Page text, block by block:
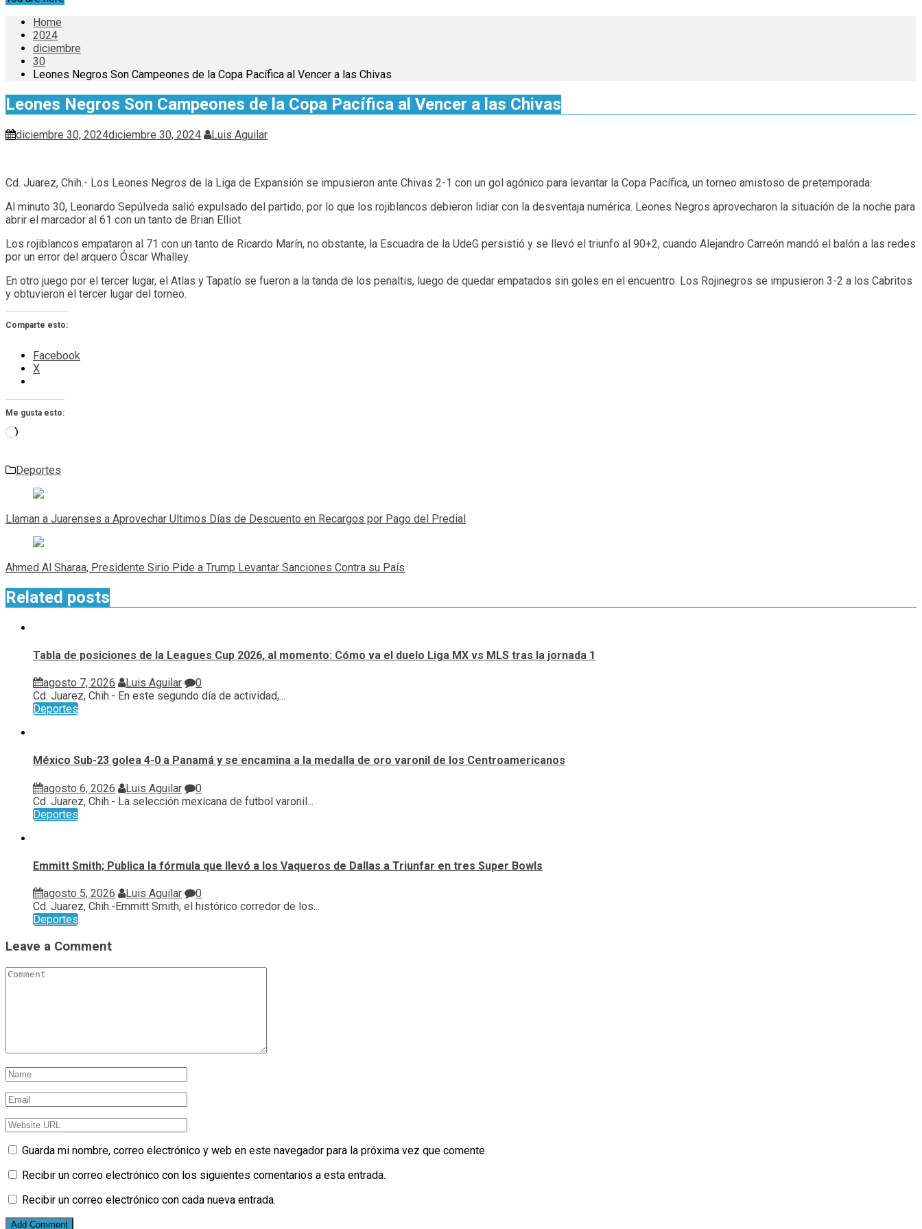
Home
2024
diciembre
30
Leones Negros Son Campeones de la Copa Pacífica al Vencer a las Chivas
Leones Negros Son Campeones de la Copa Pacífica al Vencer a las Chivas
diciembre 30, 2024diciembre 30, 2024 Luis Aguilar
Cd. Juarez, Chih.- Los Leones Negros de la Liga de Expansión se impusieron ante Chivas 2-1 con un gol agónico para levantar la Copa Pacífica, un torneo amistoso de pretemporada.
Al minuto 30, Leonardo Sepúlveda salió expulsado del partido, por lo que los rojiblancos debieron lidiar con la desventaja numérica. Leones Negros aprovecharon la situación de la noche para
abrir el marcador al 61 con un tanto de Brian Elliot.
Los rojiblancos empataron al 71 con un tanto de Ricardo Marín, no obstante, la Escuadra de la UdeG persistió y se llevó el triunfo al 90+2, cuando Alejandro Carreón mandó el balón a las redes
por un error del arquero Óscar Whalley.
En otro juego por el tercer lugar, el Atlas y Tapatío se fueron a la tanda de los penaltis, luego de quedar empatados sin goles en el encuentro. Los Rojinegros se impusieron 3-2 a los Cabritos
y obtuvieron el tercer lugar del torneo.
Comparte esto:
Facebook
X
Me gusta esto:
Cargando...
Deportes
Navegación
de
entradas
Llaman a Juarenses a Aprovechar Ultimos Días de Descuento en Recargos por Pago del Predial
Ahmed Al Sharaa, Presidente Sirio Pide a Trump Levantar Sanciones Contra su País
Related posts
Tabla de posiciones de la Leagues Cup 2026, al momento: Cómo va el duelo Liga MX vs MLS tras la jornada 1
agosto 7, 2026 Luis Aguilar
0
Cd. Juarez, Chih.- En este segundo día de actividad,...
Deportes
México Sub-23 golea 4-0 a Panamá y se encamina a la medalla de oro varonil de los Centroamericanos
agosto 6, 2026 Luis Aguilar
0
Cd. Juarez, Chih.- La selección mexicana de futbol varonil...
Deportes
Emmitt Smith; Publica la fórmula que llevó a los Vaqueros de Dallas a Triunfar en tres Super Bowls
agosto 5, 2026 Luis Aguilar
0
Cd. Juarez, Chih.-Emmitt Smith, el histórico corredor de los...
Deportes
Leave a Comment
Guarda mi nombre, correo electrónico y web en este navegador para la próxima vez que comente.
Recibir un correo electrónico con los siguientes comentarios a esta entrada.
Recibir un correo electrónico con cada nueva entrada.